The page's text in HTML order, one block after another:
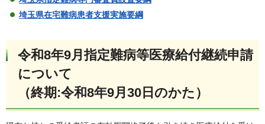
埼玉県在宅難病患者支援実施要綱
令和8年9月指定難病等医療給付継続申請
について
（終期:令和8年9月30日のかた）